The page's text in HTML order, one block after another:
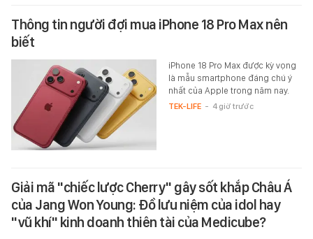
Thông tin người đợi mua iPhone 18 Pro Max nên
biết
iPhone 18 Pro Max được kỳ vọng
là mẫu smartphone đáng chú ý
nhất của Apple trong năm nay.
TEK-LIFE - 4 giờ trước
Giải mã "chiếc lược Cherry" gây sốt khắp Châu Á
của Jang Won Young: Đồ lưu niệm của idol hay
"vũ khí" kinh doanh thiên tài của Medicube?